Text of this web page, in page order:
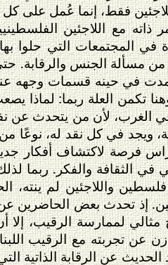
فقط، إنما عُمل على
ذاته مع اللاجئين
في المجتمعات التي حلوا
مسألة الجنس والرقابة.
في حينه قسمات وجهه
تكمن العلة ربما: لماذا
الغرب، لأن من يتحدث عن
ويجد في كل نقد له، نوعًا
فرصة لاكتشاف أفكار
الثقافة والفكر. ربما
واللاجئين لم ينته،
إذ تحدث بعض الحاضرين
لممارسة الرقيب، إلا
عن تجربته مع الرقيب
عن الرقابة الذاتية